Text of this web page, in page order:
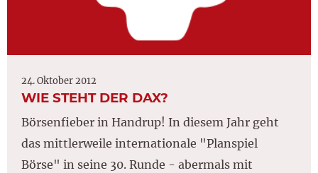
24. Oktober 2012
WIE STEHT DER DAX?
Börsenfieber in Handrup! In diesem Jahr geht
das mittlerweile internationale "Planspiel
Börse" in seine 30. Runde - abermals mit